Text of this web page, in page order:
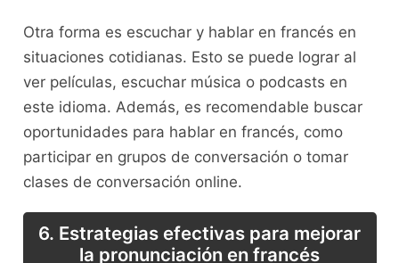
Otra ⁢forma es escuchar y‍ hablar en francés‍ en
situaciones cotidianas.​ Esto se puede lograr al
ver ‍películas, escuchar música‍ o ⁣podcasts en
este idioma. Además, ⁣es recomendable buscar
oportunidades para hablar en francés, como‌
participar en grupos de conversación ‌o tomar
clases de conversación online.
6. Estrategias ‍efectivas para mejorar‌
la‌ pronunciación en francés